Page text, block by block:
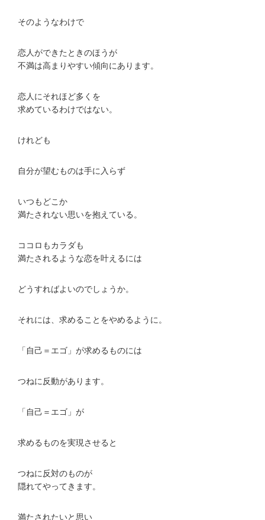
そのようなわけで
恋人ができたときのほうが
不満は高まりやすい傾向にあります。
恋人にそれほど多くを
求めているわけではない。
けれども
自分が望むものは手に入らず
いつもどこか
満たされない思いを抱えている。
ココロもカラダも
満たされるような恋を叶えるには
どうすればよいのでしょうか。
それには、求めることをやめるように。
「自己＝エゴ」が求めるものには
つねに反動があります。
「自己＝エゴ」が
求めるものを実現させると
つねに反対のものが
隠れてやってきます。
満たされたいと思い